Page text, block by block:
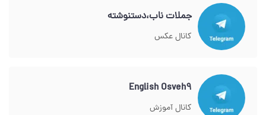
جملات ناب،دستنوشته
کانال عکس
English Osveh9
کانال آموزش